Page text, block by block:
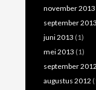
november 2013
september 2013
juni 2013 (1)
mei 2013 (1)
september 2012
augustus 2012